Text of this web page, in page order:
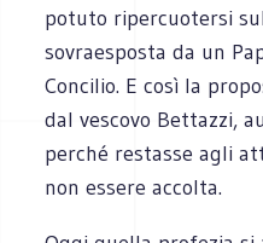
potuto ripercuotersi
sovraesposta da un
Concilio. E così la
dal vescovo Bettazzi,
perché restasse agli
non essere accolta.